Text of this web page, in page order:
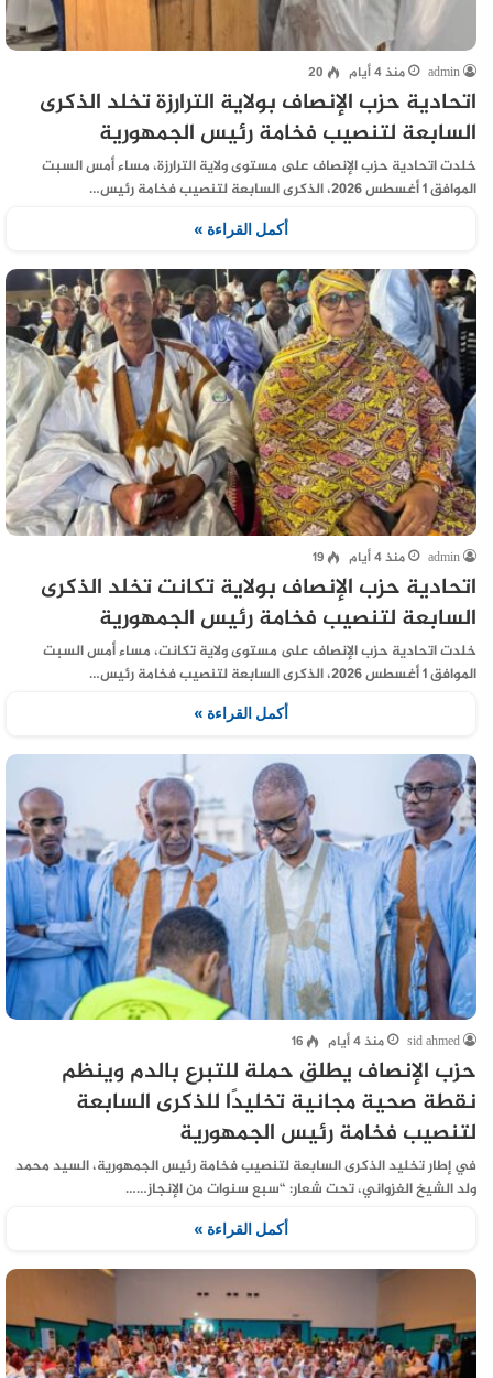
admin منذ 4 أيام 20
اتحادية حزب الإنصاف بولاية الترارزة تخلد الذكرى
السابعة لتنصيب فخامة رئيس الجمهورية
خلدت اتحادية حزب الإنصاف على مستوى ولاية الترارزة، مساء أمس السبت
الموافق 1 أغسطس 2026، الذكرى السابعة لتنصيب فخامة رئيس…
أكمل القراءة »
admin منذ 4 أيام 19
اتحادية حزب الإنصاف بولاية تكانت تخلد الذكرى
السابعة لتنصيب فخامة رئيس الجمهورية
خلدت اتحادية حزب الإنصاف على مستوى ولاية تكانت، مساء أمس السبت
الموافق 1 أغسطس 2026، الذكرى السابعة لتنصيب فخامة رئيس…
أكمل القراءة »
sid ahmed منذ 4 أيام 16
حزب الإنصاف يطلق حملة للتبرع بالدم وينظم
نقطة صحية مجانية تخليدًا للذكرى السابعة
لتنصيب فخامة رئيس الجمهورية
في إطار تخليد الذكرى السابعة لتنصيب فخامة رئيس الجمهورية، السيد محمد
ولد الشيخ الغزواني، تحت شعار: “سبع سنوات من الإنجاز……
أكمل القراءة »